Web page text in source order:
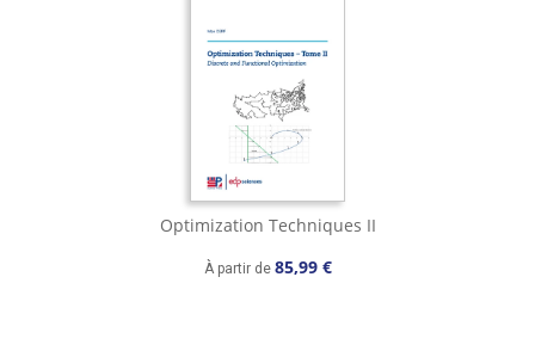
Optimization Techniques II
À partir de 85,99 €